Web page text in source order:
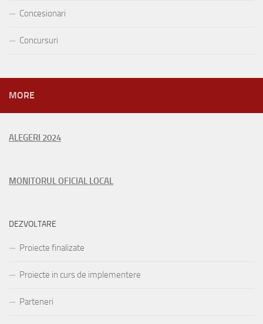
Concesionari
Concursuri
MORE
ALEGERI 2024
MONITORUL OFICIAL LOCAL
DEZVOLTARE
Proiecte finalizate
Proiecte in curs de implementere
Parteneri